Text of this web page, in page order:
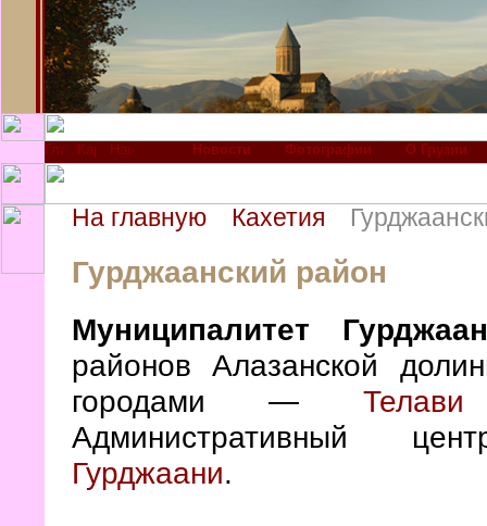
Новости Фотографии О Грузии
На главную Кахетия
Гурджаанский район
Муниципалитет
районов Алазанской
городами — Телави
Гурджаани.